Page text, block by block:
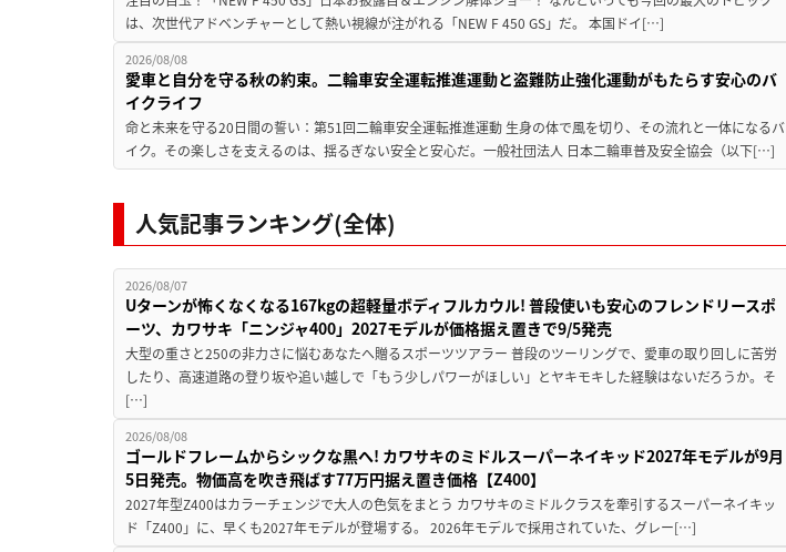
は、次世代アドベンチャーとして熱い視線が注がれる「NEW F 450 GS」だ。 本国ドイ[…]
2026/08/08
愛車と自分を守る秋の約束。二輪車安全運転推進運動と盗難防止強化運動がもたらす安心のバ
イクライフ
命と未来を守る20日間の誓い：第51回二輪車安全運転推進運動 生身の体で風を切り、その流れと一体になるバ
イク。その楽しさを支えるのは、揺るぎない安全と安心だ。一般社団法人 日本二輪車普及安全協会（以下[…]
人気記事ランキング(全体)
2026/08/07
Uターンが怖くなくなる167kgの超軽量ボディフルカウル! 普段使いも安心のフレンドリースポ
ーツ、カワサキ「ニンジャ400」2027モデルが価格据え置きで9/5発売
大型の重さと250の非力さに悩むあなたへ贈るスポーツツアラー 普段のツーリングで、愛車の取り回しに苦労
したり、高速道路の登り坂や追い越しで「もう少しパワーがほしい」とヤキモキした経験はないだろうか。そ
[…]
2026/08/08
ゴールドフレームからシックな黒へ! カワサキのミドルスーパーネイキッド2027年モデルが9月
5日発売。物価高を吹き飛ばす77万円据え置き価格【Z400】
2027年型Z400はカラーチェンジで大人の色気をまとう カワサキのミドルクラスを牽引するスーパーネイキッ
ド「Z400」に、早くも2027年モデルが登場する。 2026年モデルで採用されていた、グレー[…]